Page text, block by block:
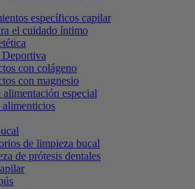
específicos capilar
el cuidado íntimo
con colágeno
con magnesio
alimentación especial
alimenticios
de limpieza bucal
de prótesis dentales